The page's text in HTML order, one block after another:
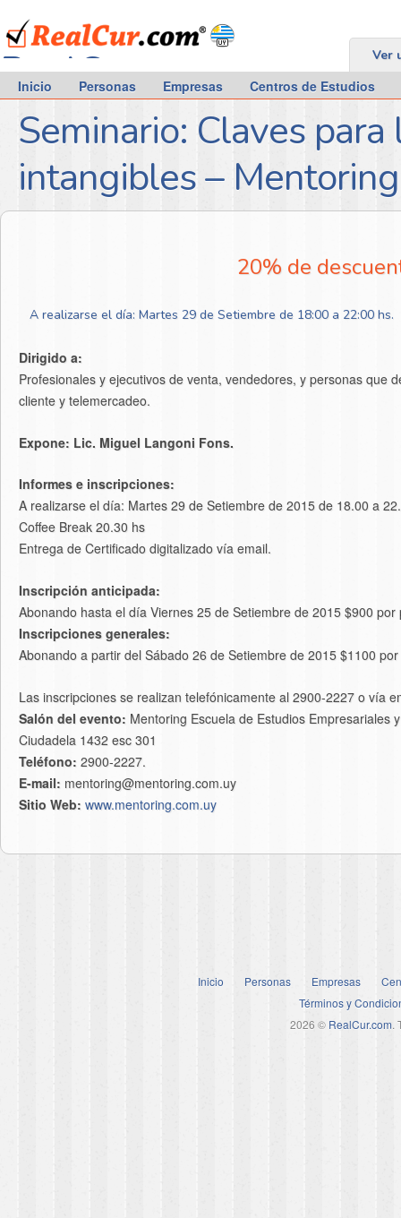
RealCur.com Ver
Inicio Personas Empresas Centros de Estudios
Seminario: Claves
intangibles – Mentoring
20% de
A realizarse el día: Martes 29 de Setiembre de 18:00 a 22:00 hs.
Dirigido a:
Profesionales y ejecutivos de venta, vendedores, y personas que
cliente y telemercadeo.
Expone: Lic. Miguel Langoni Fons.
Informes e inscripciones:
A realizarse el día: Martes 29 de Setiembre de 2015 de 18.00 a
Coffee Break 20.30 hs
Entrega de Certificado digitalizado vía email.
Inscripción anticipada:
Abonando hasta el día Viernes 25 de Setiembre de 2015 $900 por
Inscripciones generales:
Abonando a partir del Sábado 26 de Setiembre de 2015 $1100
Las inscripciones se realizan telefónicamente al 2900-2227 o vía
Salón del evento: Mentoring Escuela de Estudios Empresariales
Ciudadela 1432 esc 301
Teléfono: 2900-2227.
E-mail: mentoring@mentoring.com.uy
Sitio Web: www.mentoring.com.uy
Inicio Personas Empresas
Términos y
2026 © RealCur.com.